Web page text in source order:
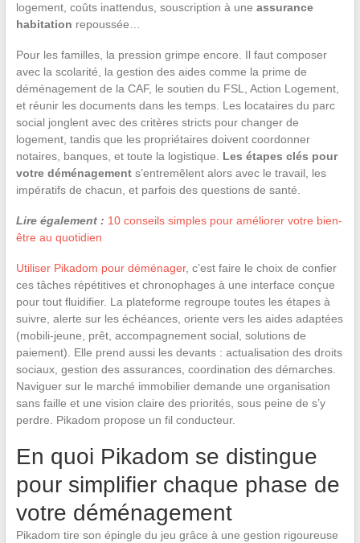
logement, coûts inattendus, souscription à une assurance
habitation repoussée…
Pour les familles, la pression grimpe encore. Il faut composer
avec la scolarité, la gestion des aides comme la prime de
déménagement de la CAF, le soutien du FSL, Action Logement,
et réunir les documents dans les temps. Les locataires du parc
social jonglent avec des critères stricts pour changer de
logement, tandis que les propriétaires doivent coordonner
notaires, banques, et toute la logistique. Les étapes clés pour
votre déménagements’entremêlent alors avec le travail, les
impératifs de chacun, et parfois des questions de santé.
Lire également : 10 conseils simples pour améliorer votre bien-
être au quotidien
Utiliser Pikadom pour déménager, c’est faire le choix de confier
ces tâches répétitives et chronophages à une interface conçue
pour tout fluidifier. La plateforme regroupe toutes les étapes à
suivre, alerte sur les échéances, oriente vers les aides adaptées
(mobili-jeune, prêt, accompagnement social, solutions de
paiement). Elle prend aussi les devants : actualisation des droits
sociaux, gestion des assurances, coordination des démarches.
Naviguer sur le marché immobilier demande une organisation
sans faille et une vision claire des priorités, sous peine de s’y
perdre. Pikadom propose un fil conducteur.
En quoi Pikadom se distingue
pour simplifier chaque phase de
votre déménagement
Pikadom tire son épingle du jeu grâce à une gestion rigoureuse